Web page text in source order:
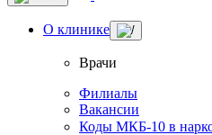
О клинике
Врачи
Филиалы
Вакансии
Коды МКБ-10 в